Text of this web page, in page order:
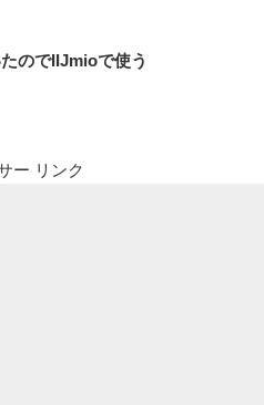
のでIIJmioで使う
ー リンク